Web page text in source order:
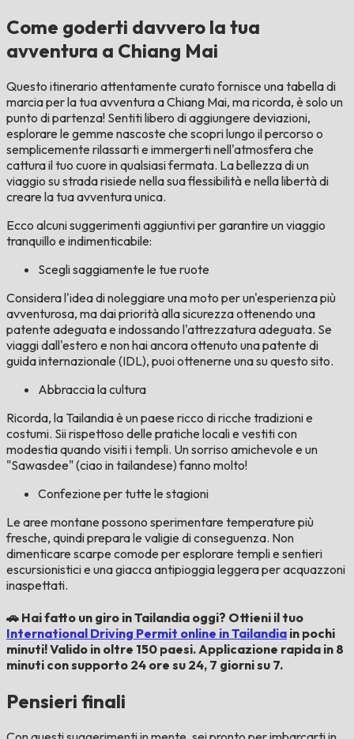
Come goderti davvero la tua
avventura a Chiang Mai
Questo itinerario attentamente curato fornisce una tabella di
marcia per la tua avventura a Chiang Mai, ma ricorda, è solo un
punto di partenza! Sentiti libero di aggiungere deviazioni,
esplorare le gemme nascoste che scopri lungo il percorso o
semplicemente rilassarti e immergerti nell'atmosfera che
cattura il tuo cuore in qualsiasi fermata. La bellezza di un
viaggio su strada risiede nella sua flessibilità e nella libertà di
creare la tua avventura unica.
Ecco alcuni suggerimenti aggiuntivi per garantire un viaggio
tranquillo e indimenticabile:
Scegli saggiamente le tue ruote
Considera l'idea di noleggiare una moto per un'esperienza più
avventurosa, ma dai priorità alla sicurezza ottenendo una
patente adeguata e indossando l'attrezzatura adeguata. Se
viaggi dall'estero e non hai ancora ottenuto una patente di
guida internazionale (IDL), puoi ottenerne una su questo sito.
Abbraccia la cultura
Ricorda, la Tailandia è un paese ricco di ricche tradizioni e
costumi. Sii rispettoso delle pratiche locali e vestiti con
modestia quando visiti i templi. Un sorriso amichevole e un
"Sawasdee" (ciao in tailandese) fanno molto!
Confezione per tutte le stagioni
Le aree montane possono sperimentare temperature più
fresche, quindi prepara le valigie di conseguenza. Non
dimenticare scarpe comode per esplorare templi e sentieri
escursionistici e una giacca antipioggia leggera per acquazzoni
inaspettati.
🚗 Hai fatto un giro in Tailandia oggi? Ottieni il tuo
International Driving Permit online in Tailandia in pochi
minuti! Valido in oltre 150 paesi. Applicazione rapida in 8
minuti con supporto 24 ore su 24, 7 giorni su 7.
Pensieri finali